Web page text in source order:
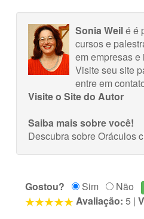
Sonia Weilé é
cursos e
em empresas
Visite seu site
entre em
Visite o Site do Autor
Saiba mais sobre você!
Descubra sobre Oráculos
Gostou? Sim
Não
Avaliação: 5 |